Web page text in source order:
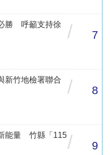
勝 呼籲支持徐
/ 7
竹地檢署聯合
/ 8
能量 竹縣「115/ 9